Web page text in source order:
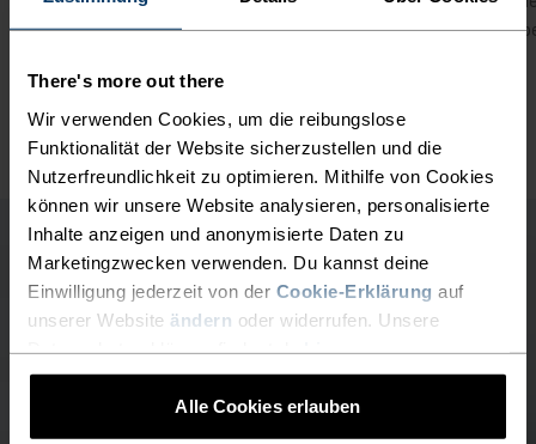
There's more out there
Wir verwenden Cookies, um die reibungslose
Funktionalität der Website sicherzustellen und die
Nutzerfreundlichkeit zu optimieren. Mithilfe von Cookies
können wir unsere Website analysieren, personalisierte
Inhalte anzeigen und anonymisierte Daten zu
Marketingzwecken verwenden. Du kannst deine
Einwilligung jederzeit von der Cookie-Erklärung auf
unserer Website ändern oder widerrufen. Unsere
Alle Cookies erlauben
Sonderangebote.*